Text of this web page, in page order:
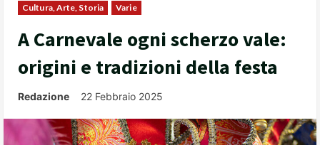
Cultura, Arte, Storia Varie
A Carnevale ogni scherzo vale:
origini e tradizioni della festa
Redazione 22 Febbraio 2025